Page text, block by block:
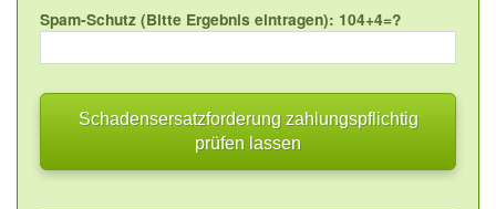
Spam-Schutz (Bitte Ergebnis eintragen): 104+4=?